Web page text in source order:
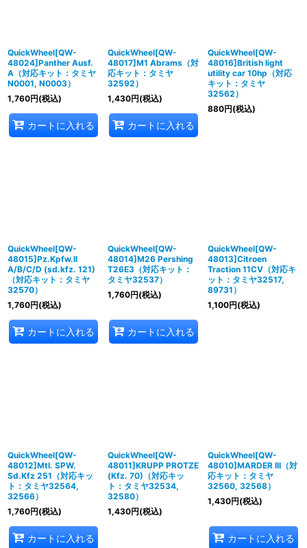
QuickWheel[QW-
48024]Panther Ausf.
A（対応キット：タミヤ
N0001, N0003）
1,760円(税込)
カートに入れる
QuickWheel[QW-
48017]M1 Abrams（対
応キット：タミヤ
32592）
1,430円(税込)
カートに入れる
QuickWheel[QW-
48016]British light
utility car 10hp（対応
キット：タミヤ
32562）
880円(税込)
QuickWheel[QW-
48015]Pz.Kpfw.II
A/B/C/D (sd.kfz. 121)
（対応キット：タミヤ
32570）
1,760円(税込)
カートに入れる
QuickWheel[QW-
48014]M26 Pershing
T26E3（対応キット：
タミヤ32537）
1,760円(税込)
カートに入れる
QuickWheel[QW-
48013]Citroen
Traction 11CV（対応キ
ット：タミヤ32517,
89731）
1,100円(税込)
QuickWheel[QW-
48012]Mtl. SPW.
Sd.Kfz 251（対応キッ
ト：タミヤ32564,
32566）
1,760円(税込)
カートに入れる
QuickWheel[QW-
48011]KRUPP PROTZE
(Kfz. 70)（対応キッ
ト：タミヤ32534,
32580）
1,430円(税込)
QuickWheel[QW-
48010]MARDER III（対
応キット：タミヤ
32560, 32568）
1,430円(税込)
カートに入れる